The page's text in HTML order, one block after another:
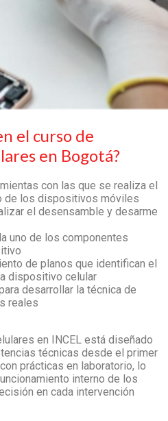
el curso de
en Bogotá?
con las que se realiza el
de los dispositivos móviles
el desensamble y desarme
uno de los componentes
de planos que identifican el
dispositivo celular
desarrollar la técnica de
reales
en INCEL está diseñado
técnicas desde el primer
prácticas en laboratorio, lo
interno de los
en cada intervención